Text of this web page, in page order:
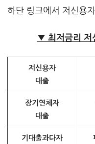
하단 링크에서 저신용
▼ 최저금리 저
저신용자
대출
장기연체자
대출
기대출과다자